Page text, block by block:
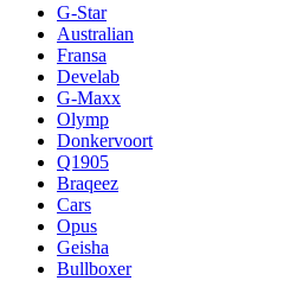
G-Star
Australian
Fransa
Develab
G-Maxx
Olymp
Donkervoort
Q1905
Braqeez
Cars
Opus
Geisha
Bullboxer